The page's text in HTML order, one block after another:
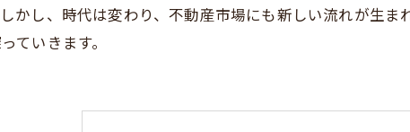
かし、時代は変わり、不動産市場にも新しい流れが生ま
ていきます。